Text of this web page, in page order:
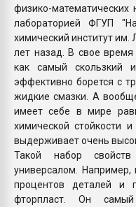
физико-математических
лабораторией ФГУП
химический институт им.
лет назад. В свое время
как самый скользкий
эффективно борется с
жидкие смазки. А
имеет себе в мире
химической стойкости
выдерживает очень
Такой набор
универсалом.
процентов деталей и
фторпласт. Он